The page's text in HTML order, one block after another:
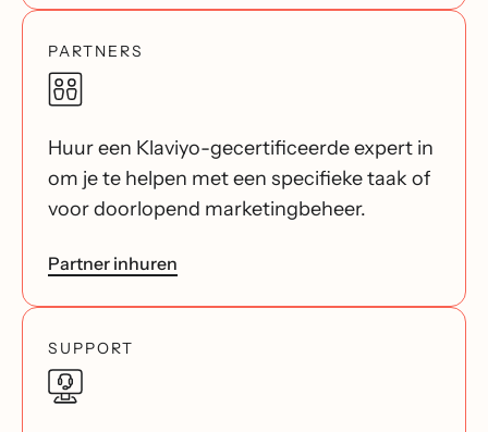
PARTNERS
Huur een Klaviyo-gecertificeerde expert in
om je te helpen met een specifieke taak of
voor doorlopend marketingbeheer.
Partner inhuren
SUPPORT